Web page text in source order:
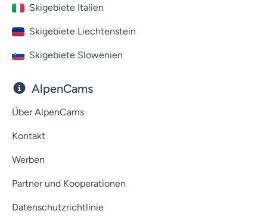
Skigebiete Italien
Skigebiete Liechtenstein
Skigebiete Slowenien
AlpenCams
Über AlpenCams
Kontakt
Werben
Partner und Kooperationen
Datenschutzrichtlinie